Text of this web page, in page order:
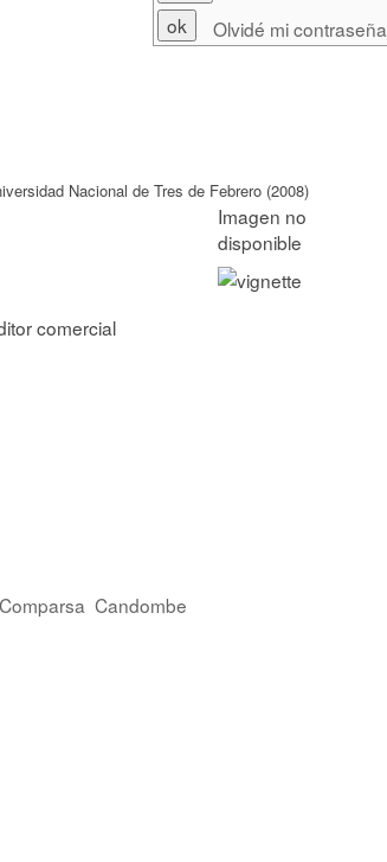
Nacional de Tres de Febrero (2008)
comercial
Comparsa Candombe
Olvidé mi contraseña